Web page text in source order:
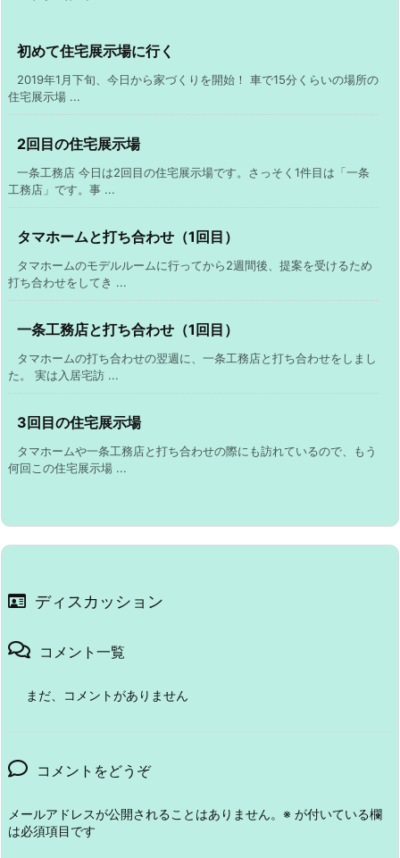
初めて住宅展示場に行く
2019年1月下旬、今日から家づくりを開始！ 車で15分くらいの場所の
住宅展示場 ...
2回目の住宅展示場
一条工務店 今日は2回目の住宅展示場です。さっそく1件目は「一条
工務店」です。事 ...
タマホームと打ち合わせ（1回目）
タマホームのモデルルームに行ってから2週間後、提案を受けるため
打ち合わせをしてき ...
一条工務店と打ち合わせ（1回目）
タマホームの打ち合わせの翌週に、一条工務店と打ち合わせをしまし
た。 実は入居宅訪 ...
3回目の住宅展示場
タマホームや一条工務店と打ち合わせの際にも訪れているので、もう
何回この住宅展示場 ...
ディスカッション
コメント一覧
まだ、コメントがありません
コメントをどうぞ
メールアドレスが公開されることはありません。 ※ が付いている欄
は必須項目です